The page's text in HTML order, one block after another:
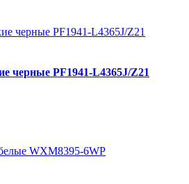
черные PF1941-L4365J/Z21